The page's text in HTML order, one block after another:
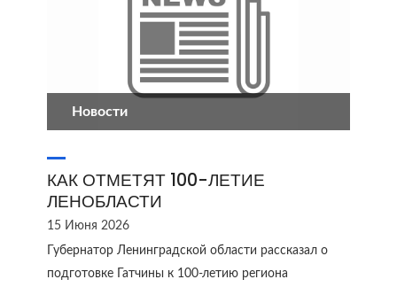
Новости
КАК ОТМЕТЯТ 100-ЛЕТИЕ
ЛЕНОБЛАСТИ
15 Июня 2026
Губернатор Ленинградской области рассказал о
подготовке Гатчины к 100-летию региона